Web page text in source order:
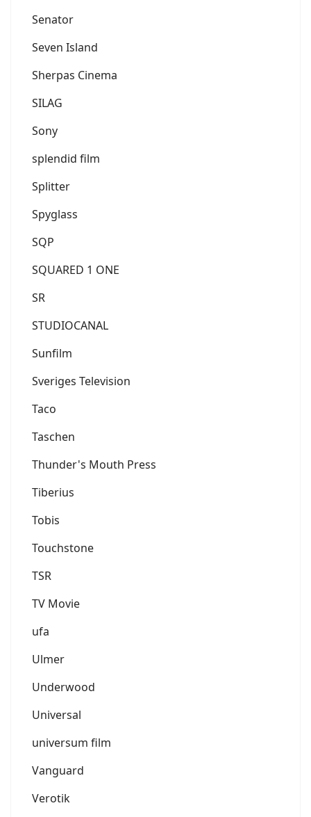
Senator
Seven Island
Sherpas Cinema
SILAG
Sony
splendid film
Splitter
Spyglass
SQP
SQUARED 1 ONE
SR
STUDIOCANAL
Sunfilm
Sveriges Television
Taco
Taschen
Thunder's Mouth Press
Tiberius
Tobis
Touchstone
TSR
TV Movie
ufa
Ulmer
Underwood
Universal
universum film
Vanguard
Verotik